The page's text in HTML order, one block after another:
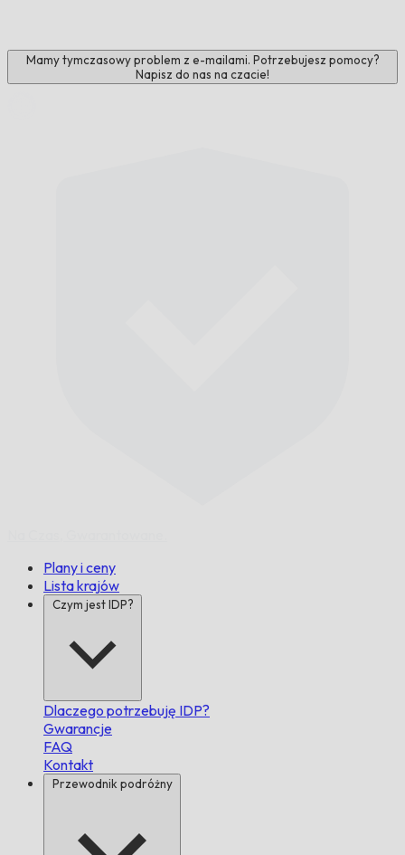
Mamy tymczasowy problem z e-mailami. Potrzebujesz pomocy?
Napisz do nas na czacie!
Plany i ceny
Lista krajów
Czym jest IDP?
Dlaczego potrzebuję IDP?
Gwarancje
FAQ
Kontakt
Przewodnik podróżny